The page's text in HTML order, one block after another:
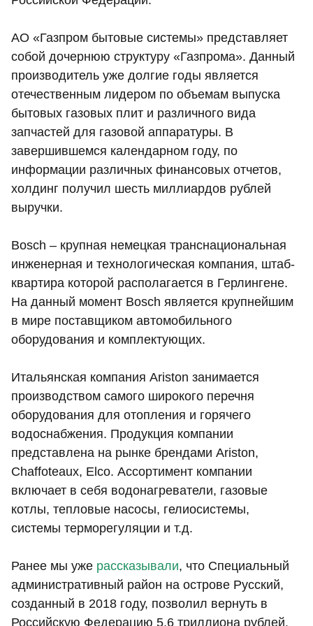
АО «Газпром бытовые системы» представляет
собой дочернюю структуру «Газпрома». Данный
производитель уже долгие годы является
отечественным лидером по объемам выпуска
бытовых газовых плит и различного вида
запчастей для газовой аппаратуры. В
завершившемся календарном году, по
информации различных финансовых отчетов,
холдинг получил шесть миллиардов рублей
выручки.
Bosch – крупная немецкая транснациональная
инженерная и технологическая компания, штаб-
квартира которой располагается в Герлингене.
На данный момент Bosch является крупнейшим
в мире поставщиком автомобильного
оборудования и комплектующих.
Итальянская компания Ariston занимается
производством самого широкого перечня
оборудования для отопления и горячего
водоснабжения. Продукция компании
представлена на рынке брендами Ariston,
Chaffoteaux, Elco. Ассортимент компании
включает в себя водонагреватели, газовые
котлы, тепловые насосы, гелиосистемы,
системы терморегуляции и т.д.
Ранее мы уже рассказывали, что Специальный
административный район на острове Русский,
созданный в 2018 году, позволил вернуть в
Российскую Федерацию 5,6 триллиона рублей.